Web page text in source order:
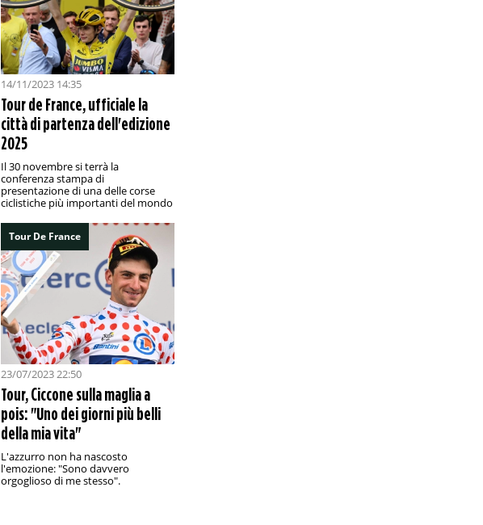
14/11/2023 14:35
Tour de France, ufficiale la
città di partenza dell'edizione
2025
Il 30 novembre si terrà la
conferenza stampa di
presentazione di una delle corse
ciclistiche più importanti del mondo
Tour De France
23/07/2023 22:50
Tour, Ciccone sulla maglia a
pois: "Uno dei giorni più belli
della mia vita"
L'azzurro non ha nascosto
l'emozione: "Sono davvero
orgoglioso di me stesso".